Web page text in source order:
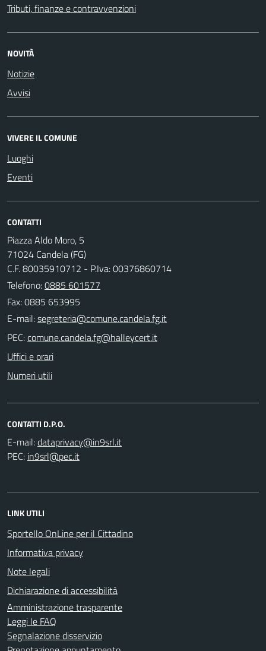
Tributi, finanze e contravvenzioni
NOVITÀ
Notizie
Avvisi
VIVERE IL COMUNE
Luoghi
Eventi
CONTATTI
Piazza Aldo Moro, 5
71024 Candela (FG)
C.F. 80035910712 - P.Iva: 00376860714
Telefono:0885 601577
Fax: 0885 653995
E-mail:
PEC:
Uffici e orari
Numeri utili
CONTATTI D.P.O.
E-mail:
PEC:
LINK UTILI
Sportello OnLine per il Cittadino
Informativa privacy
Note legali
Dichiarazione di accessibilità
Amministrazione trasparente
Leggi le FAQ
Segnalazione disservizio